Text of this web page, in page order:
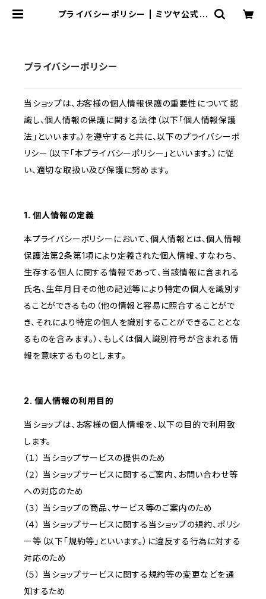
プライバシーポリシー | ミツヤ公式オ
プライバシーポリシー
当ショップは、お客様の個人情報保護の重要性について認
識し、個人情報の保護に関する法律（以下「個人情報保護
法」といいます。）を遵守すると共に、以下のプライバシーポ
リシー（以下「本プライバシーポリシー」といいます。）に従
い、適切な取扱い及び保護に努めます。
1. 個人情報の定義
本プライバシーポリシーにおいて、個人情報とは、個人情報
保護法第2条第1項により定義された個人情報、すなわち、
生存する個人に関する情報であって、当該情報に含まれる
氏名、生年月日その他の記述等により特定の個人を識別す
ることができるもの（他の情報と容易に照合することがで
き、それにより特定の個人を識別することができることとな
るものを含みます。）、もしくは個人識別符号が含まれる情
報を意味するものとします。
2. 個人情報の利用目的
当ショップは、お客様の個人情報を、以下の目的で利用致
します。
（１） 当ショップサービスの提供のため
（２） 当ショップサービスに関するご案内、お問い合わせ等
への対応のため
（３） 当ショップの商品、サービス等のご案内のため
（４） 当ショップサービスに関する当ショップの規約、ポリシ
ー等（以下「規約等」といいます。）に違反する行為に対する
対応のため
（５） 当ショップサービスに関する規約等の変更などを通
知するため